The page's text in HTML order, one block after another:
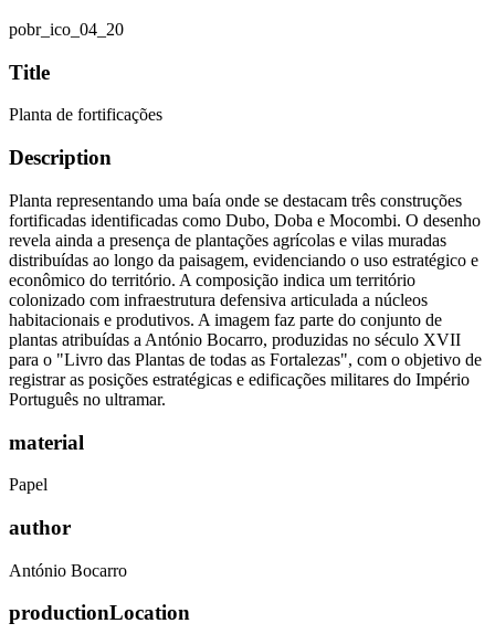
pobr_ico_04_20
Title
Planta de fortificações
Description
Planta representando uma baía onde se destacam três construções
fortificadas identificadas como Dubo, Doba e Mocombi. O desenho
revela ainda a presença de plantações agrícolas e vilas muradas
distribuídas ao longo da paisagem, evidenciando o uso estratégico e
econômico do território. A composição indica um território
colonizado com infraestrutura defensiva articulada a núcleos
habitacionais e produtivos. A imagem faz parte do conjunto de
plantas atribuídas a António Bocarro, produzidas no século XVII
para o "Livro das Plantas de todas as Fortalezas", com o objetivo de
registrar as posições estratégicas e edificações militares do Império
Português no ultramar.
material
Papel
author
António Bocarro
productionLocation